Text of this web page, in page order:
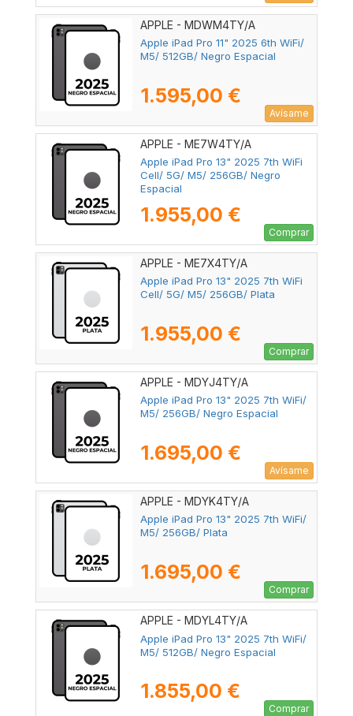
APPLE - MDWM4TY/A
Apple iPad Pro 11" 2025 6th WiFi/
M5/ 512GB/ Negro Espacial
1.595,00 €
Avísame
APPLE - ME7W4TY/A
Apple iPad Pro 13" 2025 7th WiFi
Cell/ 5G/ M5/ 256GB/ Negro
Espacial
1.955,00 €
Comprar
APPLE - ME7X4TY/A
Apple iPad Pro 13" 2025 7th WiFi
Cell/ 5G/ M5/ 256GB/ Plata
1.955,00 €
Comprar
APPLE - MDYJ4TY/A
Apple iPad Pro 13" 2025 7th WiFi/
M5/ 256GB/ Negro Espacial
1.695,00 €
Avísame
APPLE - MDYK4TY/A
Apple iPad Pro 13" 2025 7th WiFi/
M5/ 256GB/ Plata
1.695,00 €
Comprar
APPLE - MDYL4TY/A
Apple iPad Pro 13" 2025 7th WiFi/
M5/ 512GB/ Negro Espacial
1.855,00 €
Comprar